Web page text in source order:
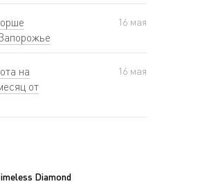
16 мая
на
от
16 мая
Diamond